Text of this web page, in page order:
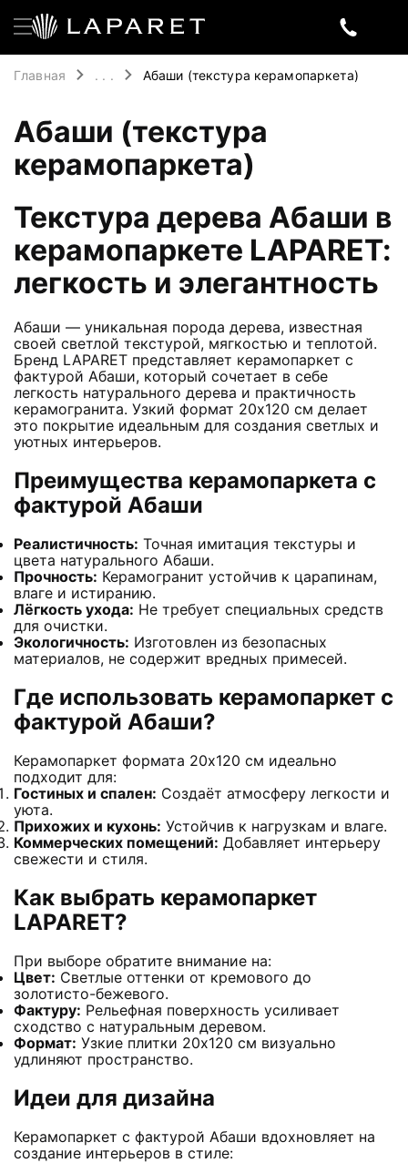
Главная . . . Абаши (текстура керамопаркета)
Абаши (текстура
керамопаркета)
Текстура дерева Абаши в
керамопаркете LAPARET:
легкость и элегантность
Абаши — уникальная порода дерева, известная
своей светлой текстурой, мягкостью и теплотой.
Бренд LAPARET представляет керамопаркет с
фактурой Абаши, который сочетает в себе
легкость натурального дерева и практичность
керамогранита. Узкий формат 20х120 см делает
это покрытие идеальным для создания светлых и
уютных интерьеров.
Преимущества керамопаркета с
фактурой Абаши
Реалистичность: Точная имитация текстуры и
цвета натурального Абаши.
Прочность: Керамогранит устойчив к царапинам,
влаге и истиранию.
Лёгкость ухода: Не требует специальных средств
для очистки.
Экологичность: Изготовлен из безопасных
материалов, не содержит вредных примесей.
Где использовать керамопаркет с
фактурой Абаши?
Керамопаркет формата 20х120 см идеально
подходит для:
Гостиных и спален: Создаёт атмосферу легкости и
уюта.
Прихожих и кухонь: Устойчив к нагрузкам и влаге.
Коммерческих помещений: Добавляет интерьеру
свежести и стиля.
Как выбрать керамопаркет
LAPARET?
При выборе обратите внимание на:
Цвет: Светлые оттенки от кремового до
золотисто-бежевого.
Фактуру: Рельефная поверхность усиливает
сходство с натуральным деревом.
Формат: Узкие плитки 20х120 см визуально
удлиняют пространство.
Идеи для дизайна
Керамопаркет с фактурой Абаши вдохновляет на
создание интерьеров в стиле: